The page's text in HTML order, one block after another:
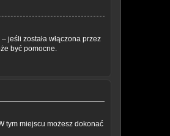
jeśli została włączona przez
być pomocne.
tym miejscu możesz dokonać